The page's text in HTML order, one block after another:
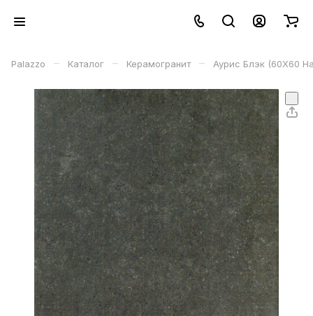
Palazzo – Каталог – Керамогранит – Аурис Блэк (60X60